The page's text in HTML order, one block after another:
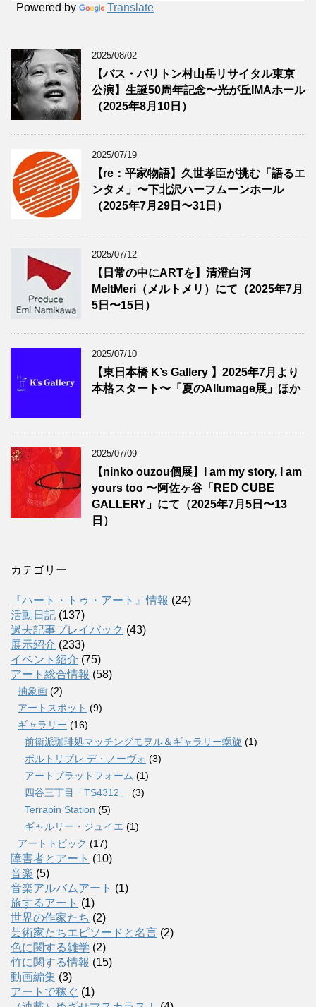
Powered by Translate
2025/08/02
【バス・バリトン村山岳リサイタル東京
公演】生誕50周年記念〜光が丘IMAホール
（2025年8月10日）
2025/07/19
【re：平家物語】久世孝臣が挑む「語るエ
ンタメ」〜下北沢ハーフムーンホール
（2025年7月29日〜31日）
2025/07/12
【日常の中にARTを】清澄白河
MeltMeri（メルトメリ）にて（2025年7月
5日〜15日）
2025/07/10
【東日本橋 K’s Gallery 】2025年7月より
本格スタート〜「夏のAllumage展」ほか
2025/07/09
【ninko ouzou個展】I am my story, I am
yours too 〜阿佐ヶ谷「RED CUBE
GALLERY」にて（2025年7月5日〜13
日）
カテゴリー
『ハート・トゥ・アート』情報 (24)
活動日記 (137)
過去記事プレイバック (43)
展示紹介 (233)
イベント紹介 (75)
アート総合情報 (58)
抽象画 (2)
アートスポット (9)
ギャラリー (16)
前衛派珈琲処マッチングモヲル＆ギャラリー螺旋 (1)
ポルトリブレ デ・ノーヴォ (3)
アートプラットフォーム (1)
四谷三丁目「TS4312」
(3)
Terrapin Station (5)
ギャルリー・ジュイエ (1)
アートトピック (17)
障害者とアート (10)
音楽 (5)
音楽アルバムアート (1)
旅するアート (1)
世界の作家たち (2)
芸術家たちエピソードと名言 (2)
色に関する雑学 (2)
竹に関する情報 (15)
動画編集 (3)
アートで稼ぐ (1)